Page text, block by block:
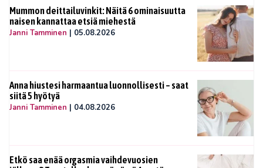
Mummon deittailuvinkit: Näitä 6 ominaisuutta
naisen kannattaa etsiä miehestä
Janni Tamminen | 05.08.2026
Anna hiustesi harmaantua luonnollisesti – saat
siitä 5 hyötyä
Janni Tamminen | 04.08.2026
Etkö saa enää orgasmia vaihdevuosien